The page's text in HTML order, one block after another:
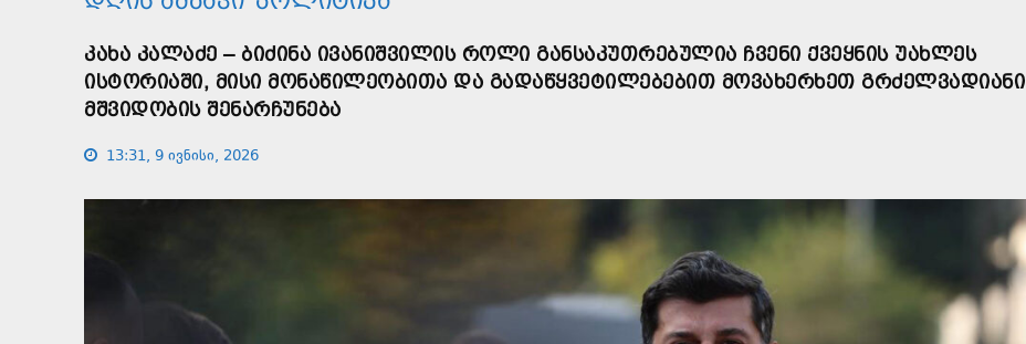
ᲙᲐᲮᲐ ᲙᲐᲚᲐᲫᲔ – ᲑᲘᲫᲘᲜᲐ ᲘᲕᲐᲜᲘᲨᲕᲘᲚᲘᲡ ᲠᲝᲚᲘ ᲒᲐᲜᲡᲐᲙᲣᲗᲠᲔᲑᲣᲚᲘᲐ ᲩᲕᲔᲜᲘ ᲥᲕᲔᲧᲜᲘᲡ ᲣᲐᲮᲚᲔᲡ
ᲘᲡᲢᲝᲠᲘᲐᲨᲘ, ᲛᲘᲡᲘ ᲛᲝᲜᲐᲬᲘᲚᲔᲝᲑᲘᲗᲐ ᲓᲐ ᲒᲐᲓᲐᲬᲧᲕᲔᲢᲘᲚᲔᲑᲔᲑᲘᲗ ᲛᲝᲕᲐᲮᲔᲠᲮᲔᲗ ᲒᲠᲫᲔᲚᲕᲐᲓᲘᲐᲜᲘ
ᲛᲨᲕᲘᲓᲝᲑᲘᲡ ᲨᲔᲜᲐᲠᲩᲣᲜᲔᲑᲐ
13:31, 9 ივნისი, 2026